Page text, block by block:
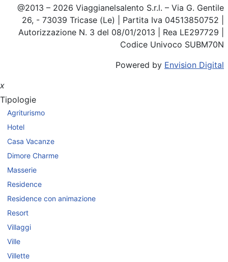
@2013 – 2026 Viaggianelsalento S.r.l. – Via G. Gentile
26, - 73039 Tricase (Le) | Partita Iva 04513850752 |
Autorizzazione N. 3 del 08/01/2013 | Rea LE297729 |
Codice Univoco SUBM70N
Powered by Envision Digital
x
Tipologie
Agriturismo
Hotel
Casa Vacanze
Dimore Charme
Masserie
Residence
Residence con animazione
Resort
Villaggi
Ville
Villette